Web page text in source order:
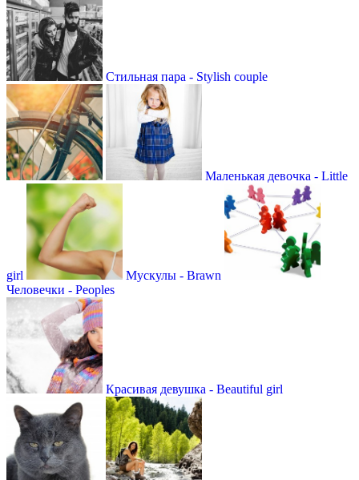
Стильная пара - Stylish couple
Маленькая девочка - Little
girl
Мускулы - Brawn
Человечки - Peoples
Красивая девушка - Beautiful girl